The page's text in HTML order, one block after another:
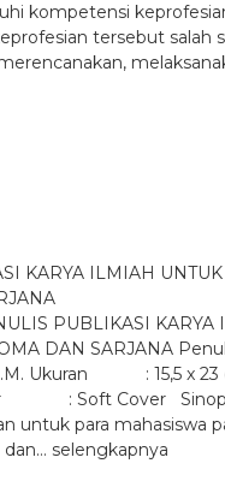
kompetensi
tersebut salah
KARYA ILMIAH
KARYA
DAN SARJANA
M.M. Ukuran : 15,5
: Soft Cover
untuk para mahasiswa
dan… selengkapnya